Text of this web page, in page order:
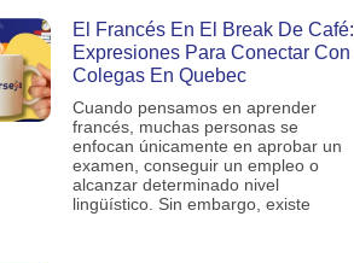
El Francés En El Break De Café:
Expresiones Para Conectar Con
Colegas En Quebec
Cuando pensamos en aprender
francés, muchas personas se
enfocan únicamente en aprobar un
examen, conseguir un empleo o
alcanzar determinado nivel
lingüístico. Sin embargo, existe